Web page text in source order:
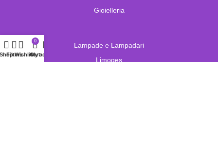
Gioielleria
Lampade e Lampadari
Limoges
ShopFiltersWishlist
0
Cart
My account